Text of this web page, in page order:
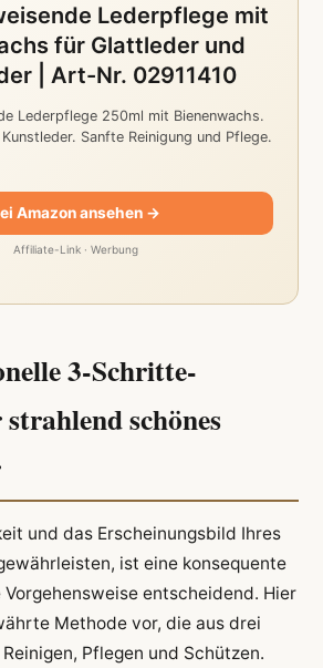
Lederpflege mit
für Glattleder und
| Art-Nr. 02911410
Lederpflege 250ml mit Bienenwachs.
Sanfte Reinigung und Pflege.
Amazon ansehen →
Affiliate-Link · Werbung
3-Schritte-
schönes
und das Erscheinungsbild Ihres
ist eine konsequente
entscheidend. Hier
Methode vor, die aus drei
Pflegen und Schützen.